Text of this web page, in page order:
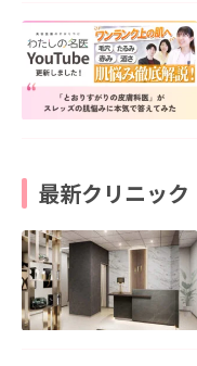
最新クリニック